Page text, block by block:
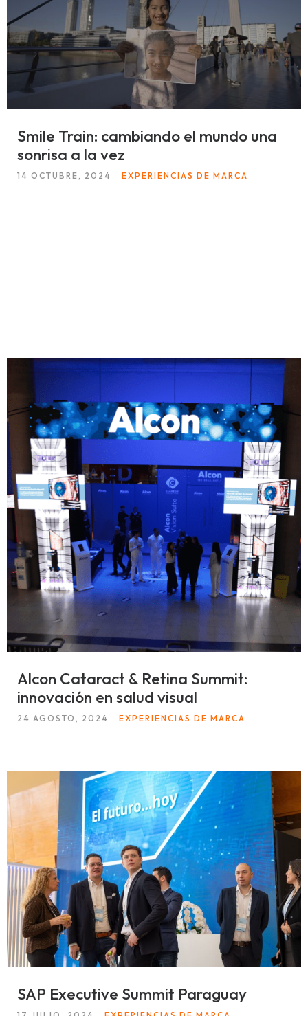
Smile Train: cambiando el mundo una
sonrisa a la vez
14 OCTUBRE, 2024 EXPERIENCIAS DE MARCA
Alcon Cataract & Retina Summit:
innovación en salud visual
24 AGOSTO, 2024 EXPERIENCIAS DE MARCA
SAP Executive Summit Paraguay